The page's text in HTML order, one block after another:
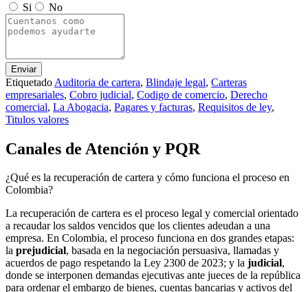
Si
No
Enviar
Etiquetado Auditoria de cartera, Blindaje legal, Carteras
empresariales, Cobro judicial, Codigo de comercio, Derecho
comercial, La Abogacia, Pagares y facturas, Requisitos de ley,
Titulos valores
Canales de Atención y PQR
¿Qué es la recuperación de cartera y cómo funciona el proceso en
Colombia?
La recuperación de cartera es el proceso legal y comercial orientado
a recaudar los saldos vencidos que los clientes adeudan a una
empresa. En Colombia, el proceso funciona en dos grandes etapas:
la prejudicial, basada en la negociación persuasiva, llamadas y
acuerdos de pago respetando la Ley 2300 de 2023; y la judicial,
donde se interponen demandas ejecutivas ante jueces de la república
para ordenar el embargo de bienes, cuentas bancarias y activos del